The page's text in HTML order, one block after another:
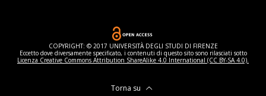
COPYRIGHT: © 2017 UNIVERSITÀ DEGLI STUDI DI FIRENZE
Eccetto dove diversamente specificato, i contenuti di questo sito sono rilasciati sotto
Licenza Creative Commons Attribution ShareAlike 4.0 International (CC BY-SA 4.0).
Torna su